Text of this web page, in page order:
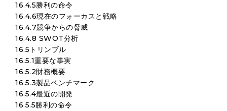
16.4.5勝利の命令
16.4.6現在のフォーカスと戦略
16.4.7競争からの脅威
16.4.8 SWOT分析
16.5トリンブル
16.5.1重要な事実
16.5.2財務概要
16.5.3製品ベンチマーク
16.5.4最近の開発
16.5.5勝利の命令